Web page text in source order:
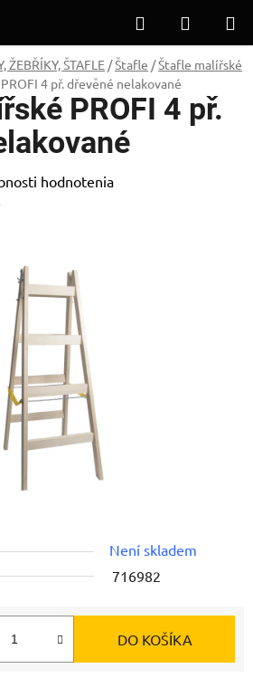
Hľadať
KOŠÍK
ŽEBŘÍKY, ŠTAFLE /Štafle /Štafle malířské
4 př. dřevěné nelakované
Není skladem
716982
DO KOŠÍKA
PROFI 4 př.
hodnotenia